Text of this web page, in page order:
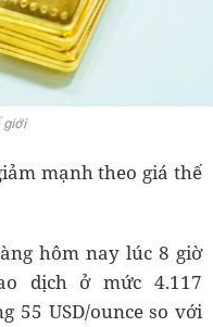
giới
mạnh theo giá thế
hôm nay lúc 8 giờ
dịch ở mức 4.117
55 USD/ounce so với